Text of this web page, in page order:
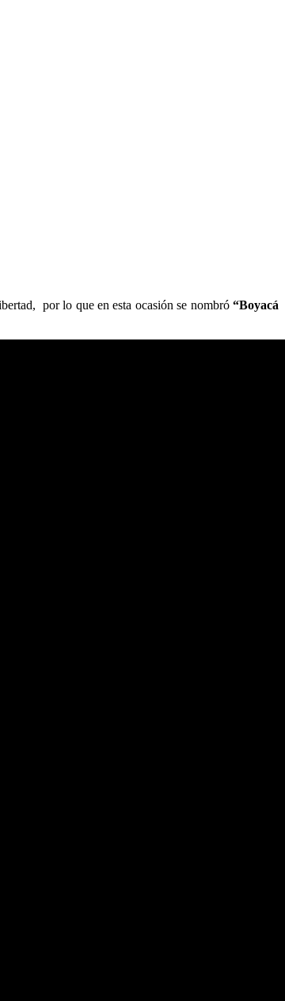
por lo que en esta ocasión se nombró “Boyacá